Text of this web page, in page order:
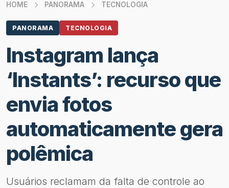
HOME PANORAMA TECNOLOGIA
PANORAMA TECNOLOGIA
Instagram lança
‘Instants’: recurso que
envia fotos
automaticamente gera
polêmica
Usuários reclamam da falta de controle ao